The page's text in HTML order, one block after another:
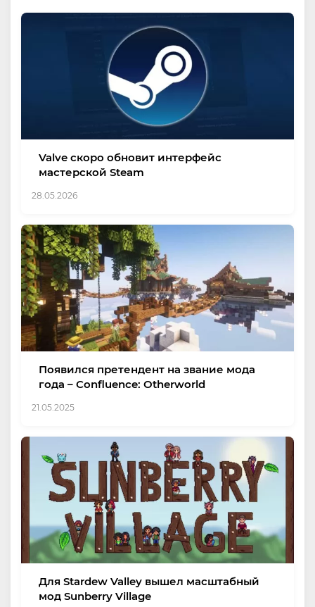
Valve скоро обновит интерфейс
мастерской Steam
28.05.2026
Появился претендент на звание мода
года – Confluence: Otherworld
21.05.2025
Для Stardew Valley вышел масштабный
мод Sunberry Village